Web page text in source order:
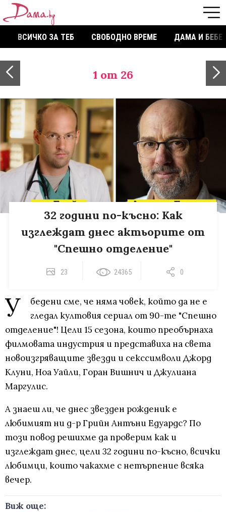
ВСИЧКО ЗА ТЕБ СВОБОДНО ВРЕМЕ ДАМА И БЕБЕ
1 от 26
32 години по-късно: Как
изглеждат днес актьорите от
"Спешно отделение"
23 24365 0
У
бедени сме, че няма човек, който да не е
гледал култовия сериал от 90-те "Спешно
отделение"! Цели 15 сезона, които преобърнаха
филмовата индустрия и представиха на света
новоизгряващите звезди и секссимволи Джорд
Клуни, Ноа Уайли, Горан Вишнич и Джулиана
Маргулис.
А знаеш ли, че днес звезден рожденик е
любимият ни д-р Грийн Антъни Едуардс? По
този повод решихме да проверим как и
изглеждат днес, цели 32 години по-късно, всички
любимци, които чакахме с нетърпение всяка
вечер.
Виж още: